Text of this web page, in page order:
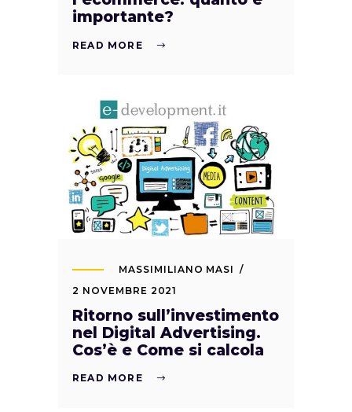
importante?
READ MORE
MASSIMILIANO MASI
2 NOVEMBRE 2021
Ritorno sull’investimento
nel Digital Advertising.
Cos’è e Come si calcola
READ MORE